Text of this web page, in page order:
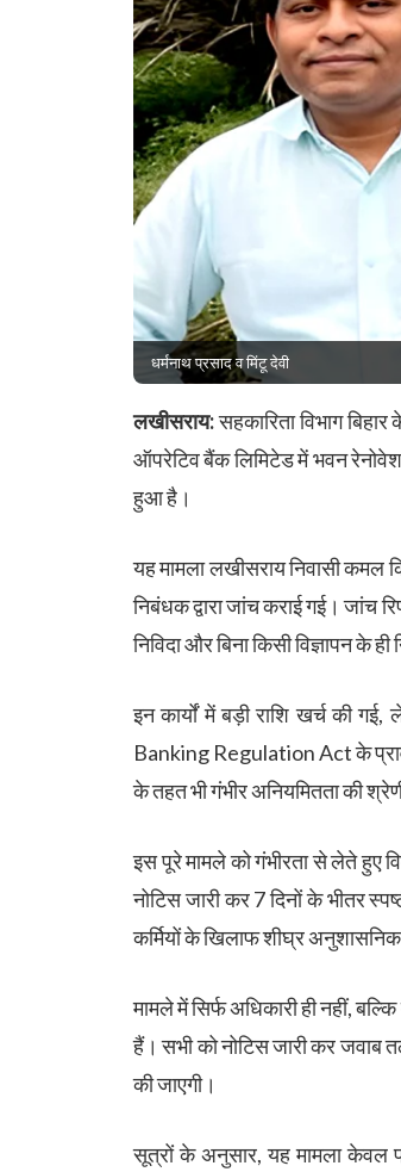
धर्मनाथ प्रसाद व मिंटू देवी
लखीसराय:सहकारिता विभाग
ऑपरेटिव बैंक लिमिटेड में भवन
हुआ है।
यह मामला लखीसराय निवासी
निबंधक द्वारा जांच कराई गई। जांच
निविदा और बिना किसी विज्ञापन के
इन कार्यों में बड़ी राशि खर्च की गई,
Banking Regulation Act के
के तहत भी गंभीर अनियमितता की
इस पूरे मामले को गंभीरता से लेते हुए
नोटिस जारी कर 7 दिनों के भीतर
कर्मियों के खिलाफ शीघ्र अनुशासनिक
मामले में सिर्फ अधिकारी ही नहीं,
हैं। सभी को नोटिस जारी कर जवाब
की जाएगी।
सूत्रों के अनुसार, यह मामला केवल